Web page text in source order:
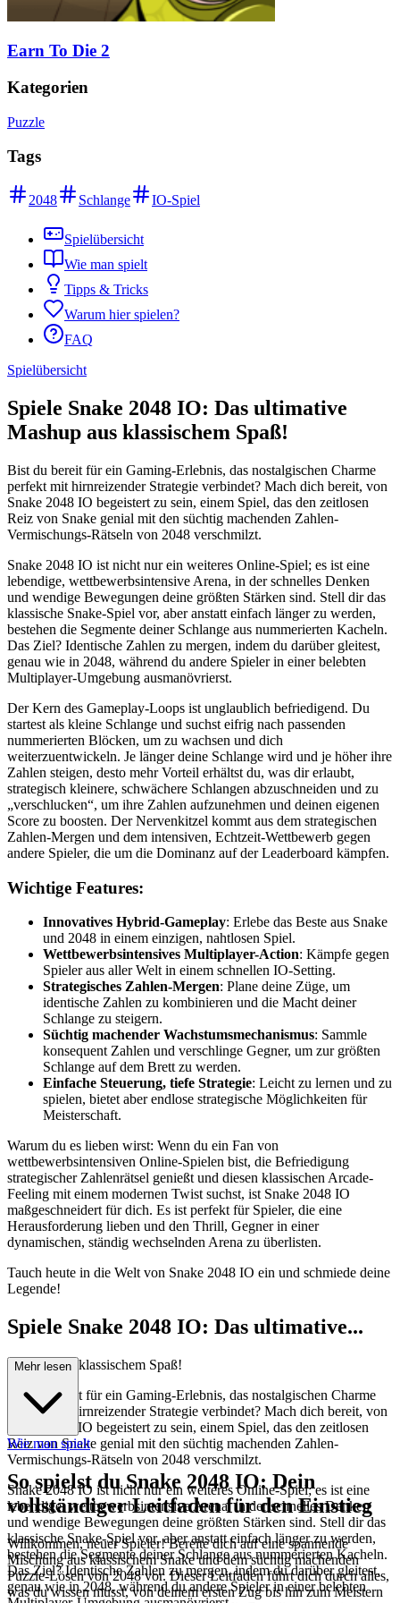
Earn To Die 2
Kategorien
Puzzle
Tags
2048 Schlange IO-Spiel
Spielübersicht
Wie man spielt
Tipps & Tricks
Warum hier spielen?
FAQ
Spielübersicht
Spiele Snake 2048 IO: Das ultimative
Mashup aus klassischem Spaß!
Bist du bereit für ein Gaming-Erlebnis, das nostalgischen Charme
perfekt mit hirnreizender Strategie verbindet? Mach dich bereit, von
Snake 2048 IO begeistert zu sein, einem Spiel, das den zeitlosen
Reiz von Snake genial mit den süchtig machenden Zahlen-
Vermischungs-Rätseln von 2048 verschmilzt.
Snake 2048 IO ist nicht nur ein weiteres Online-Spiel; es ist eine
lebendige, wettbewerbsintensive Arena, in der schnelles Denken
und wendige Bewegungen deine größten Stärken sind. Stell dir das
klassische Snake-Spiel vor, aber anstatt einfach länger zu werden,
bestehen die Segmente deiner Schlange aus nummerierten Kacheln.
Das Ziel? Identische Zahlen zu mergen, indem du darüber gleitest,
genau wie in 2048, während du andere Spieler in einer belebten
Multiplayer-Umgebung ausmanövrierst.
Der Kern des Gameplay-Loops ist unglaublich befriedigend. Du
startest als kleine Schlange und suchst eifrig nach passenden
nummerierten Blöcken, um zu wachsen und dich
weiterzuentwickeln. Je länger deine Schlange wird und je höher ihre
Zahlen steigen, desto mehr Vorteil erhältst du, was dir erlaubt,
strategisch kleinere, schwächere Schlangen abzuschneiden und zu
„verschlucken“, um ihre Zahlen aufzunehmen und deinen eigenen
Score zu boosten. Der Nervenkitzel kommt aus dem strategischen
Zahlen-Mergen und dem intensiven, Echtzeit-Wettbewerb gegen
andere Spieler, die um die Dominanz auf der Leaderboard kämpfen.
Wichtige Features:
Innovatives Hybrid-Gameplay: Erlebe das Beste aus Snake
und 2048 in einem einzigen, nahtlosen Spiel.
Wettbewerbsintensives Multiplayer-Action: Kämpfe gegen
Spieler aus aller Welt in einem schnellen IO-Setting.
Strategisches Zahlen-Mergen: Plane deine Züge, um
identische Zahlen zu kombinieren und die Macht deiner
Schlange zu steigern.
Süchtig machender Wachstumsmechanismus: Sammle
konsequent Zahlen und verschlinge Gegner, um zur größten
Schlange auf dem Brett zu werden.
Einfache Steuerung, tiefe Strategie: Leicht zu lernen und zu
spielen, bietet aber endlose strategische Möglichkeiten für
Meisterschaft.
Warum du es lieben wirst: Wenn du ein Fan von
wettbewerbsintensiven Online-Spielen bist, die Befriedigung
strategischer Zahlenrätsel genießt und diesen klassischen Arcade-
Feeling mit einem modernen Twist suchst, ist Snake 2048 IO
maßgeschneidert für dich. Es ist perfekt für Spieler, die eine
Herausforderung lieben und den Thrill, Gegner in einer
dynamischen, ständig wechselnden Arena zu überlisten.
Tauch heute in die Welt von Snake 2048 IO ein und schmiede deine
Legende!
Spiele Snake 2048 IO: Das ultimative...
Mashup aus klassischem Spaß!
Bist du bereit für ein Gaming-Erlebnis, das nostalgischen Charme
perfekt mit hirnreizender Strategie verbindet? Mach dich bereit, von
Snake 2048 IO begeistert zu sein, einem Spiel, das den zeitlosen
Reiz von Snake genial mit den süchtig machenden Zahlen-
Vermischungs-Rätseln von 2048 verschmilzt.
Snake 2048 IO ist nicht nur ein weiteres Online-Spiel; es ist eine
lebendige, wettbewerbsintensive Arena, in der schnelles Denken
und wendige Bewegungen deine größten Stärken sind. Stell dir das
klassische Snake-Spiel vor, aber anstatt einfach länger zu werden,
bestehen die Segmente deiner Schlange aus nummerierten Kacheln.
Das Ziel? Identische Zahlen zu mergen, indem du darüber gleitest,
genau wie in 2048, während du andere Spieler in einer belebten
Mehr lesen
Wie man spielt
So spielst du Snake 2048 IO: Dein
vollständiger Leitfaden für den Einstieg
Willkommen, neuer Spieler! Bereite dich auf eine spannende
Mischung aus klassischem Snake und dem süchtig machenden
Puzzle-Lösen von 2048 vor. Dieser Leitfaden führt dich durch alles,
was du wissen musst, von deinem ersten Zug bis hin zum Meistern